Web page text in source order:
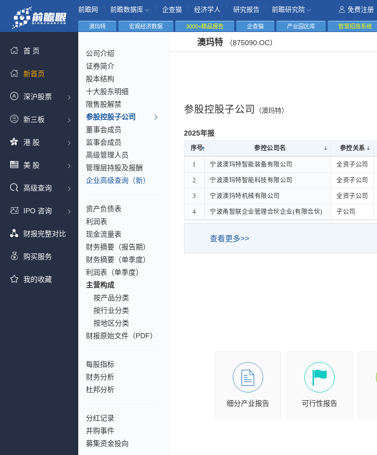
前瞻网 前瞻数据库 企查猫 经济学人 研究报告 前瞻研究院 免费注册
首 页
新首页
深沪股票
新三板
港 股
美 股
高级查询
IPO 咨询
财报完整对比
购买服务
我的收藏
澳玛特 宏观经济数据 3000+精品报告 企查猫 产业园区库 智慧招商系统
公司介绍
证券简介
股本结构
十大股东明细
限售股解禁
参股控股子公司
董事会成员
监事会成员
高级管理人员
管理层持股及报酬
企业高级查询（新）
资产负债表
利润表
现金流量表
财务摘要（报告期）
财务摘要（单季度）
利润表（单季度）
主营构成
按产品分类
按行业分类
按地区分类
财报原始文件（PDF）
每股指标
财务分析
杜邦分析
分红记录
并购事件
募集资金投向
澳玛特 （875090.OC）
参股控股子公司 （澳玛特）
2025年报
序号 参控公司名 参控关系
序号
参控公司名 参控关系
1 宁波澳玛特智能装备有限公司 全资子公司
2 宁波澳玛特智能科技有限公司 全资子公司
3 宁波澳玛特机械有限公司 全资子公司
4 宁波甬智联企业管理合伙企业(有限合伙) 子公司
序号 参控公司名
1 宁波澳玛特智能装备有限公司
2 宁波澳玛特智能科技有限公司
3 宁波澳玛特机械有限公司
4 宁波甬智联企业管理合伙企业(有限合伙)
查看更多>>
细分产业报告 可行性报告